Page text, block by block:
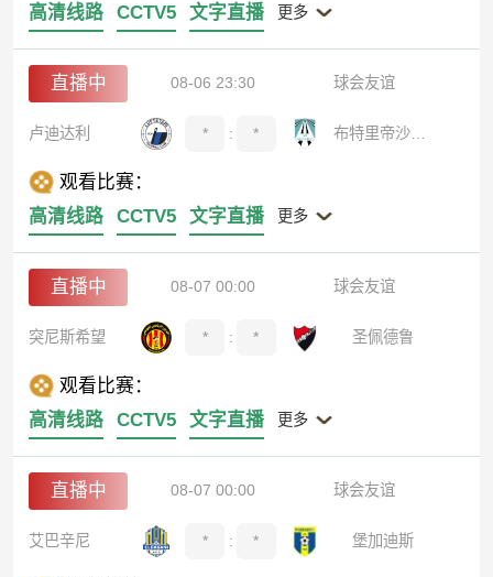
高清线路
CCTV5 文字直播 更多
直播中 08-06 23:30 球会友谊
卢迪达利 * : *
观看比赛：
高清线路
CCTV5 文字直播 更多
直播中 08-07 00:00 球会友谊
突尼斯希望 * : * 圣佩德鲁
观看比赛：
高清线路
CCTV5 文字直播 更多
直播中 08-07 00:00 球会友谊
艾巴辛尼 * : * 堡加迪斯